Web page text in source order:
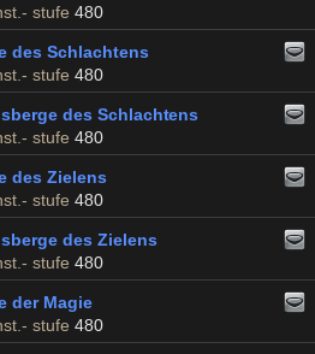
stufe 480
des Schlachtens
stufe 480
des Schlachtens
stufe 480
des Zielens
stufe 480
des Zielens
stufe 480
der Magie
stufe 480